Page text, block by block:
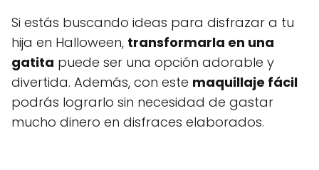
Si estás buscando ideas para disfrazar a tu
hija en Halloween, transformarla en una
gatita puede ser una opción adorable y
divertida. Además, con este maquillaje fácil
podrás lograrlo sin necesidad de gastar
mucho dinero en disfraces elaborados.